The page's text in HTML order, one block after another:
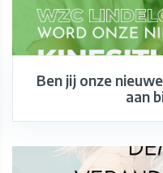
Ben jij onze
aan